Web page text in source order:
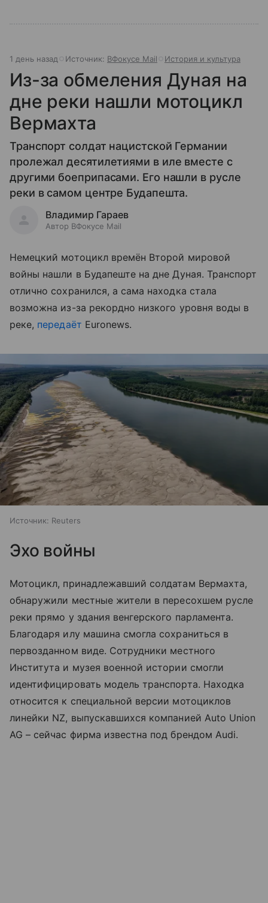
1 день назад Источник: ВФокусе Mail История и культура
Из-за обмеления Дуная на
дне реки нашли мотоцикл
Вермахта
Транспорт солдат нацистской Германии
пролежал десятилетиями в иле вместе с
другими боеприпасами. Его нашли в русле
реки в самом центре Будапешта.
Владимир Гараев
Автор ВФокусе Mail
Немецкий мотоцикл времён Второй мировой
войны нашли в Будапеште на дне Дуная. Транспорт
отлично сохранился, а сама находка стала
возможна из-за рекордно низкого уровня воды в
реке, передаёт Euronews.
Источник: Reuters
Эхо войны
Мотоцикл, принадлежавший солдатам Вермахта,
обнаружили местные жители в пересохшем русле
реки прямо у здания венгерского парламента.
Благодаря илу машина смогла сохраниться в
первозданном виде. Сотрудники местного
Института и музея военной истории смогли
идентифицировать модель транспорта. Находка
относится к специальной версии мотоциклов
линейки NZ, выпускавшихся компанией Auto Union
AG – сейчас фирма известна под брендом Audi.